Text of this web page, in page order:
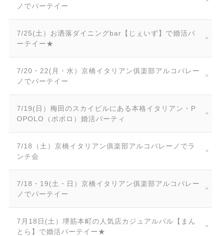
ノでパーテイー
7/25(土）お洒落ダイニングbar【じぇいず】で婚活パ
ーテイー★
7/20・22(月・水）京橋イタリアン俱楽部アルコバレー
ノでパーテイー
7/19(日）梅田のスカイビルにある本格イタリアン・P
OPOLO（ポポロ）婚活パーティ
7/18（土）京橋イタリアン俱楽部アルコバレーノでラ
ンチ会
7/18・19(土・日）京橋イタリアン俱楽部アルコバレー
ノでパーテイー
7月18日(土）堺筋本町の人気店カジュアルバル【まん
とら】で婚活パーテイー★